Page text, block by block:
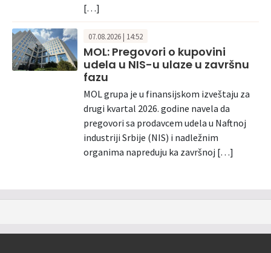
[…]
07.08.2026 | 14:52
MOL: Pregovori o kupovini
udela u NIS-u ulaze u završnu
fazu
MOL grupa je u finansijskom izveštaju za
drugi kvartal 2026. godine navela da
pregovori sa prodavcem udela u Naftnoj
industriji Srbije (NIS) i nadležnim
organima napreduju ka završnoj […]